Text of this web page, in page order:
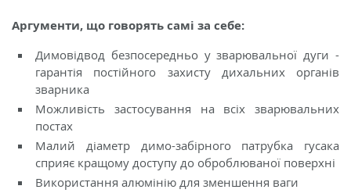
Аргументи, що говорять самі за себе:
Димовідвод безпосередньо у зварювальної дуги -
гарантія постійного захисту дихальних органів
зварника
Можливість застосування на всіх зварювальних
постах
Малий діаметр димо-забірного патрубка гусака
сприяє кращому доступу до оброблюваної поверхні
Використання алюмінію для зменшення ваги